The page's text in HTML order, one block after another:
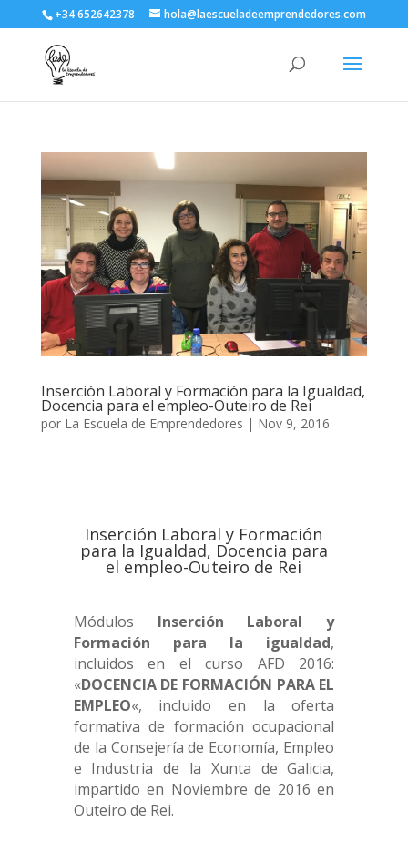
+34 652642378 hola@laescueladeemprendedores.com
Inserción Laboral y Formación para la Igualdad,
Docencia para el empleo-Outeiro de Rei
por La Escuela de Emprendedores | Nov 9, 2016
Inserción Laboral y Formación
para la Igualdad, Docencia para
el empleo-Outeiro de Rei
Módulos Inserción Laboral y
Formación para la igualdad,
incluidos en el curso AFD 2016:
«DOCENCIA DE FORMACIÓN PARA EL
EMPLEO«, incluido en la oferta
formativa de formación ocupacional
de la Consejería de Economía, Empleo
e Industria de la Xunta de Galicia,
impartido en Noviembre de 2016 en
Outeiro de Rei.